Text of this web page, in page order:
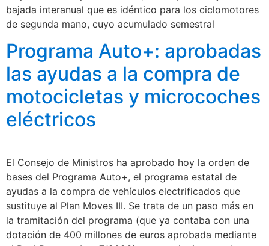
bajada interanual que es idéntico para los ciclomotores
de segunda mano, cuyo acumulado semestral
Programa Auto+: aprobadas
las ayudas a la compra de
motocicletas y microcoches
eléctricos
El Consejo de Ministros ha aprobado hoy la orden de
bases del Programa Auto+, el programa estatal de
ayudas a la compra de vehículos electrificados que
sustituye al Plan Moves III. Se trata de un paso más en
la tramitación del programa (que ya contaba con una
dotación de 400 millones de euros aprobada mediante